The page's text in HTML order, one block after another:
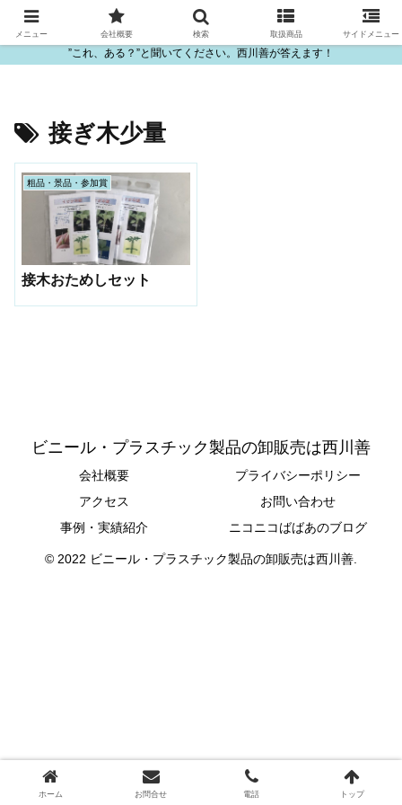
ビニール・プラスチック製品の卸販売は西川善
”これ、ある？”と聞いてください。西川善が答えます！
接ぎ木少量
粗品・景品・参加賞
接木おためしセット
ビニール・プラスチック製品の卸販売は西川善
会社概要
プライバシーポリシー
アクセス
お問い合わせ
事例・実績紹介
ニコニコばばあのブログ
© 2022 ビニール・プラスチック製品の卸販売は西川善.
メニュー 会社概要 検索 取扱商品 サイドメニュー
ホーム お問合せ 電話 トップ